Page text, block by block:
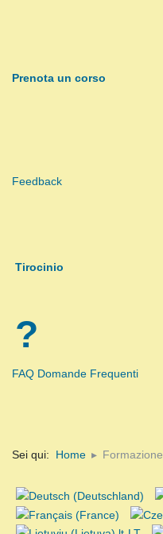
Sei qui: Home Formazione
Prenota un corso
Feedback
Tirocinio
?
FAQ Domande Frequenti